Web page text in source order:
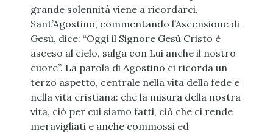
grande solennità viene a ricordarci.
Sant’Agostino, commentando l’Ascensione di
Gesù, dice: “Oggi il Signore Gesù Cristo è
asceso al cielo, salga con Lui anche il nostro
cuore”. La parola di Agostino ci ricorda un
terzo aspetto, centrale nella vita della fede e
nella vita cristiana: che la misura della nostra
vita, ciò per cui siamo fatti, ciò che ci rende
meravigliati e anche commossi ed